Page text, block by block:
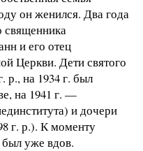
он женился. Два года
священника
и его отец
Церкви. Дети святого
на 1934 г. был
на 1941 г. —
и дочери
г. р.). К моменту
был уже вдов.